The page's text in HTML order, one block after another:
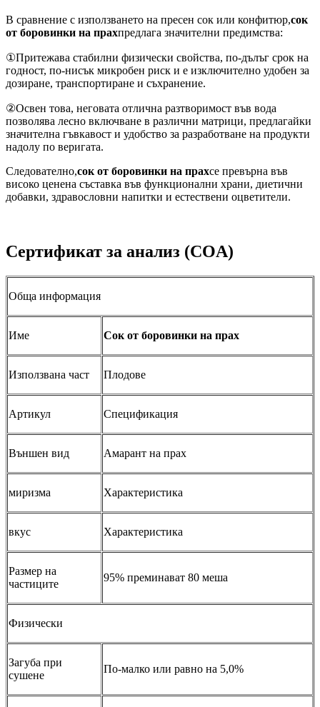
В сравнение с използването на пресен сок или конфитюр,сок
от боровинки на прахпредлага значителни предимства:
①Притежава стабилни физически свойства, по-дълъг срок на
годност, по-нисък микробен риск и е изключително удобен за
дозиране, транспортиране и съхранение.
②Освен това, неговата отлична разтворимост във вода
позволява лесно включване в различни матрици, предлагайки
значителна гъвкавост и удобство за разработване на продукти
надолу по веригата.
Следователно,сок от боровинки на прахсе превърна във
високо ценена съставка във функционални храни, диетични
добавки, здравословни напитки и естествени оцветители.
Сертификат за анализ (COA)
Обща информация
Име Сок от боровинки на прах
Използвана част Плодове
Артикул Спецификация
Външен вид Амарант на прах
миризма Характеристика
вкус Характеристика
Размер на
частиците
95% преминават 80 меша
Физически
Загуба при
сушене
По-малко или равно на 5,0%